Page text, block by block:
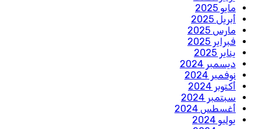
مايو 2025
أبريل 2025
مارس 2025
فبراير 2025
يناير 2025
ديسمبر 2024
نوفمبر 2024
أكتوبر 2024
سبتمبر 2024
أغسطس 2024
يوليو 2024